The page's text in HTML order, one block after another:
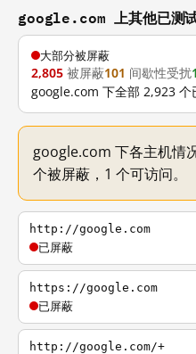
google.com 上其他已测
大部分被屏蔽
2,805 被屏蔽101 间歇性受扰1
google.com 下全部 2,923
google.com 下各主机情
个被屏蔽，1 个可访问。
http://google.com
已屏蔽
https://google.com
已屏蔽
http://google.com/+